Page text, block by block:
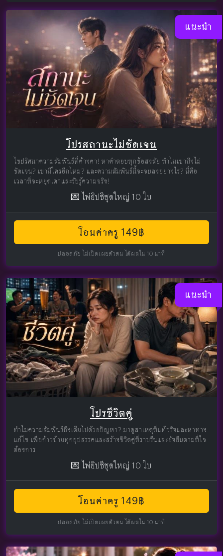
แนะนำ
โปรสถานะไม่ชัดเจน
ไขปริศนาความสัมพันธ์ที่ค้างคา! หาคำตอบทุกข้อสงสัย ทำไมเขาถึงไม่
ชัดเจน? เขามีใครอีกไหม? และความสัมพันธ์นี้จะจบลงอย่างไร? นี่คือ
เวลาที่จะหยุดเดาและรับรู้ความจริง!
💌 ไพ่ยิปซีชุดใหญ่ 10 ใบ
โอนค่าครู 149฿
ปลอดภัย ไม่เปิดเผยตัวตน ได้ผลใน 10 นาที
แนะนำ
โปรชีวิตคู่
ทำไมความสัมพันธ์ถึงเต็มไปด้วยปัญหา? มาดูสาเหตุที่แท้จริงและหาทาง
แก้ไข เพื่อก้าวข้ามทุกอุปสรรคและสร้างชีวิตคู่ที่ราบรื่นและยั่งยืนตามที่ใจ
ต้องการ
💌 ไพ่ยิปซีชุดใหญ่ 10 ใบ
โอนค่าครู 149฿
ปลอดภัย ไม่เปิดเผยตัวตน ได้ผลใน 10 นาที